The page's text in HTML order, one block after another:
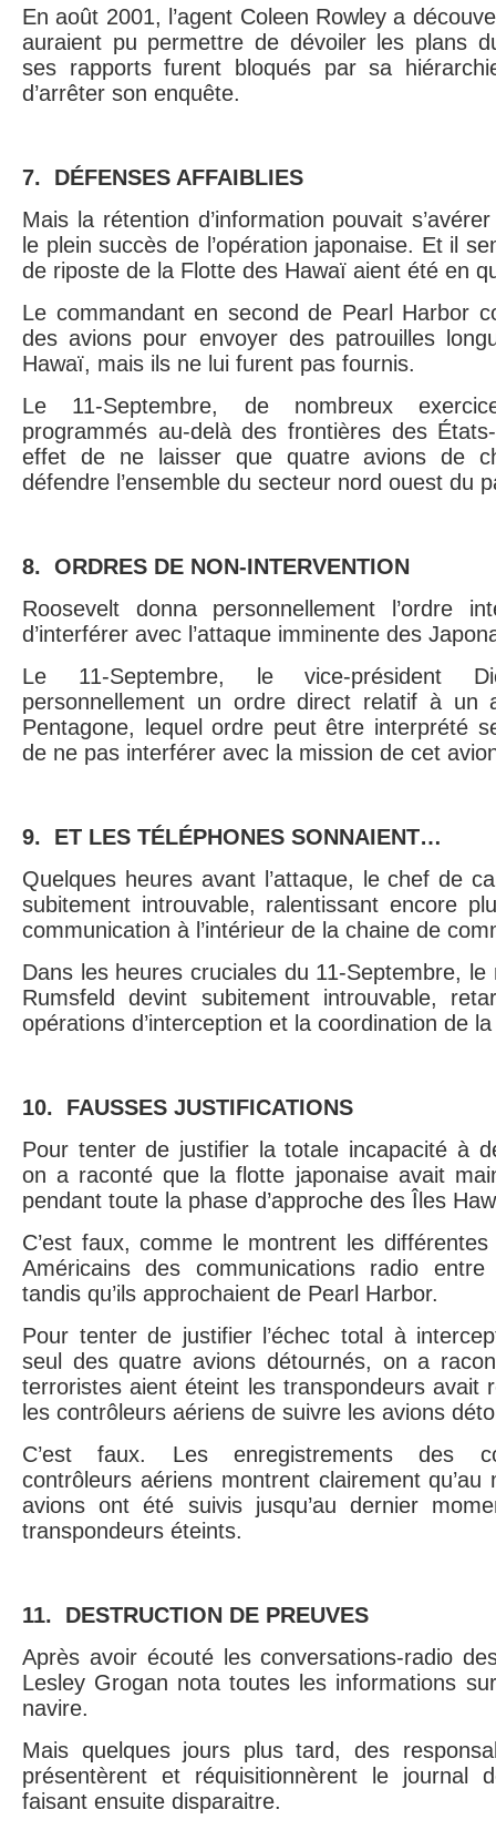
En août 2001, l’agent Coleen Rowley a
auraient pu permettre de dévoiler les plans
ses rapports furent bloqués par sa
d’arrêter son enquête.
7. DÉFENSES AFFAIBLIES
Mais la rétention d’information pouvait
le plein succès de l’opération japonaise. Et il
de riposte de la Flotte des Hawaï aient été en
Le commandant en second de Pearl Harbor
des avions pour envoyer des patrouilles
Hawaï, mais ils ne lui furent pas fournis.
Le 11-Septembre, de nombreux
programmés au-delà des frontières des
effet de ne laisser que quatre avions de
défendre l’ensemble du secteur nord ouest du
8. ORDRES DE NON-INTERVENTION
Roosevelt donna personnellement l’ordre
d’interférer avec l’attaque imminente des
Le 11-Septembre, le vice-président
personnellement un ordre direct relatif à un
Pentagone, lequel ordre peut être interprété
de ne pas interférer avec la mission de cet
9. ET LES TÉLÉPHONES SONNAIENT…
Quelques heures avant l’attaque, le chef de
subitement introuvable, ralentissant encore
communication à l’intérieur de la chaine de
Dans les heures cruciales du 11-Septembre,
Rumsfeld devint subitement introuvable,
opérations d’interception et la coordination de
10. FAUSSES JUSTIFICATIONS
Pour tenter de justifier la totale incapacité à
on a raconté que la flotte japonaise avait
pendant toute la phase d’approche des Îles
C’est faux, comme le montrent les
Américains des communications radio
tandis qu’ils approchaient de Pearl Harbor.
Pour tenter de justifier l’échec total à
seul des quatre avions détournés, on a
terroristes aient éteint les transpondeurs avait
les contrôleurs aériens de suivre les avions
C’est faux. Les enregistrements des
contrôleurs aériens montrent clairement
avions ont été suivis jusqu’au dernier
transpondeurs éteints.
11. DESTRUCTION DE PREUVES
Après avoir écouté les conversations-radio
Lesley Grogan nota toutes les informations
navire.
Mais quelques jours plus tard, des
présentèrent et réquisitionnèrent le journal
faisant ensuite disparaitre.